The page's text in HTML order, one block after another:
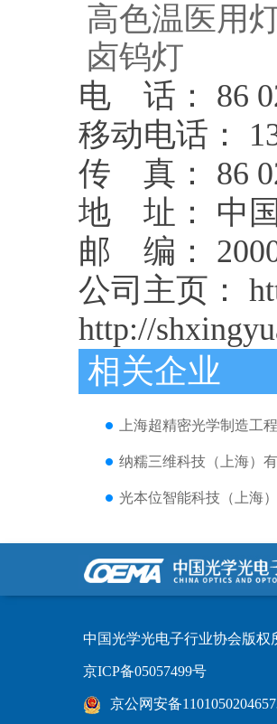
高色温医用
卤钨灯
电 话： 86
移动电话：
传 真： 86
地 址： 中国
邮 编：
公司主页：
http://
相关企业
上海超精密光学制造工
纳糯三维科技（上海）
光本位智能科技（上海
中国光学光电子行业协会版权
京ICP备05057499号
京公网安备